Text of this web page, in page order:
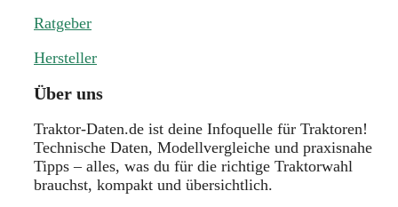
Ratgeber
Hersteller
Über uns
Traktor-Daten.de ist deine Infoquelle für Traktoren!
Technische Daten, Modellvergleiche und praxisnahe
Tipps – alles, was du für die richtige Traktorwahl
brauchst, kompakt und übersichtlich.